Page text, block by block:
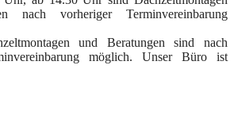
nach vorheriger Terminvereinbarung
und Beratungen sind nach
möglich. Unser Büro ist